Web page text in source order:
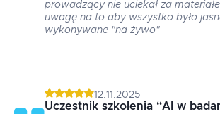
prowadzący nie uciekał za
uwagę na to aby wszystko było
wykonywane "na żywo"
12.11.2025
Uczestnik szkolenia “AI w